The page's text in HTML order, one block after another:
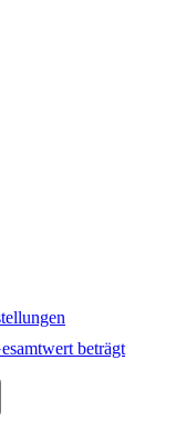
beträgt